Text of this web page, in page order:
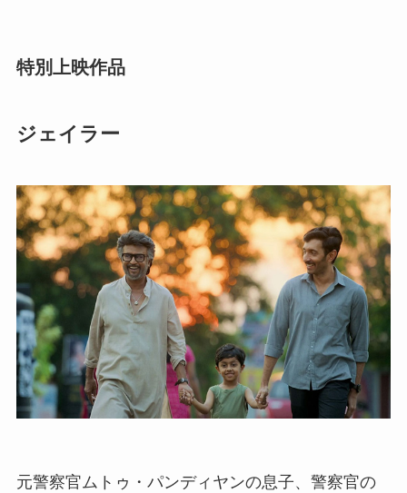
特別上映作品
ジェイラー
元警察官ムトゥ・パンディヤンの息子、警察官の